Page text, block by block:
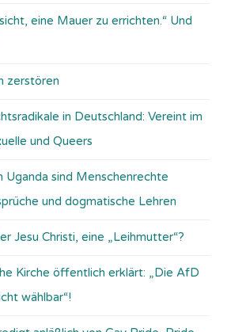
eine Mauer zu errichten.“ Und
zerstören
in Deutschland: Vereint im
und Queers
Uganda sind Menschenrechte
und dogmatische Lehren
Jesu Christi, eine „Leihmutter“?
Kirche öffentlich erklärt: „Die AfD
wählbar“!